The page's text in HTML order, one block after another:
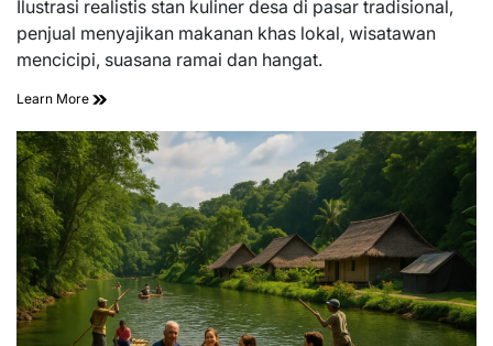
time
Ilustrasi realistis stan kuliner desa di pasar tradisional,
penjual menyajikan makanan khas lokal, wisatawan
mencicipi, suasana ramai dan hangat.
Learn More